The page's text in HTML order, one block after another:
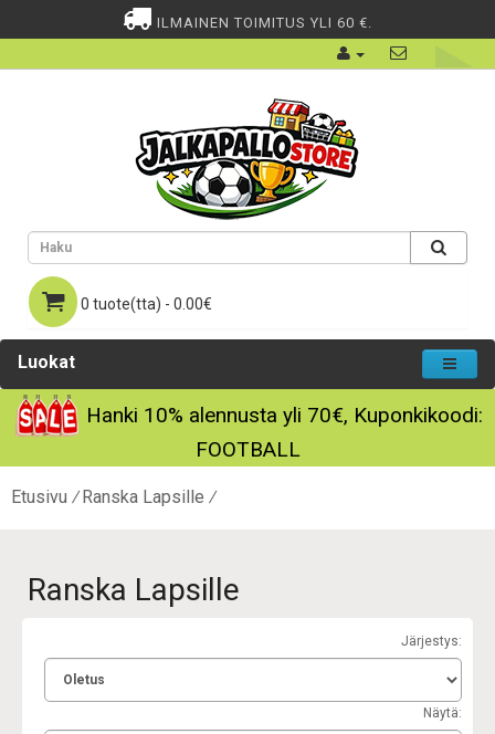
ILMAINEN TOIMITUS YLI 60 €.
0 tuote(tta) - 0.00€
Luokat
Hanki 10% alennusta yli 70€, Kuponkikoodi:
FOOTBALL
Etusivu Ranska Lapsille
Ranska Lapsille
Järjestys:
Näytä: